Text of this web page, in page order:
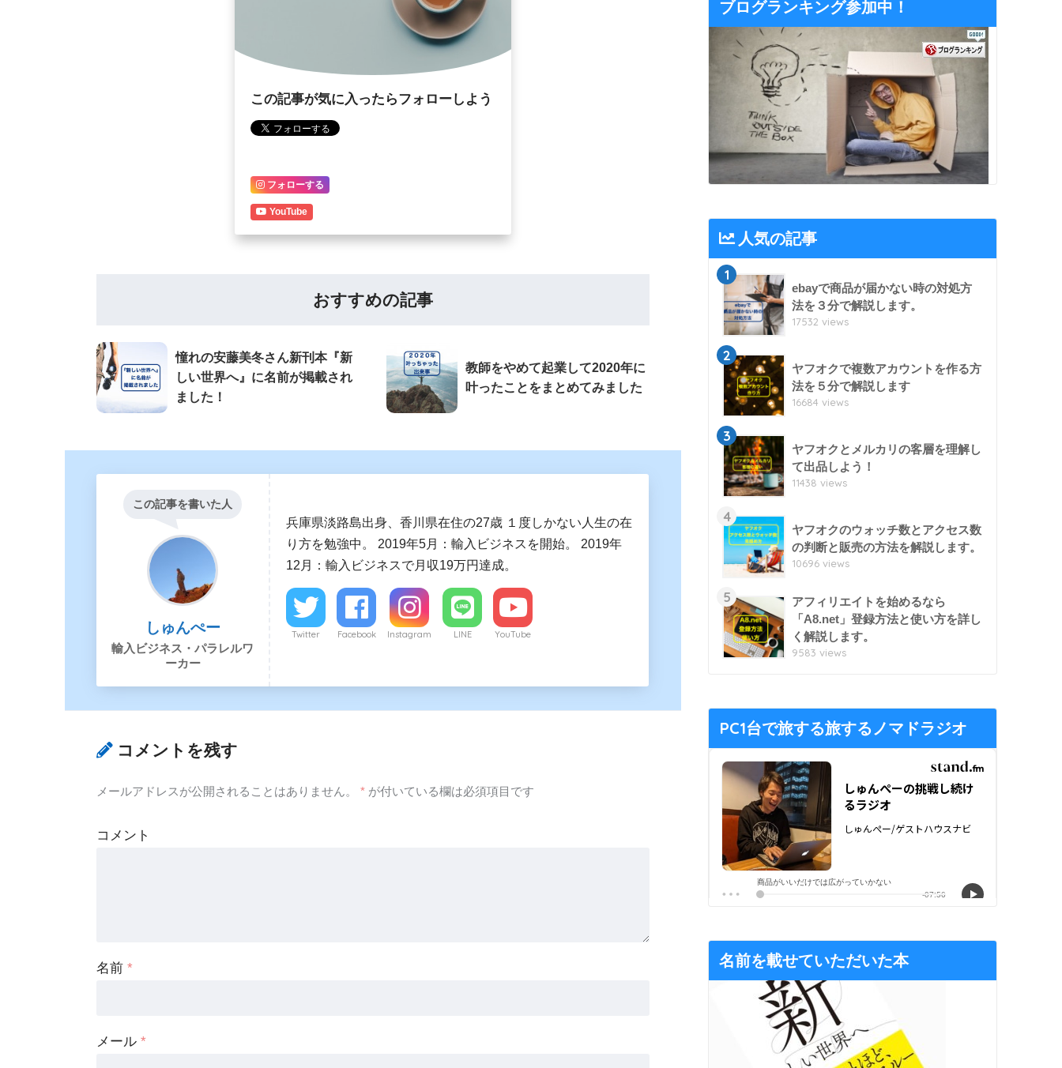
この記事が気に入ったらフォローしよう
フォローする
YouTube
おすすめの記事
憧れの安藤美冬さん新刊本『新
しい世界へ』に名前が掲載され
ました！
教師をやめて起業して2020年に
叶ったことをまとめてみました
この記事を書いた人
しゅんぺー
輸入ビジネス・パラレルワ
ーカー
兵庫県淡路島出身、香川県在住の27歳 １度しかない人生の在
り方を勉強中。 2019年5月：輸入ビジネスを開始。 2019年
12月：輸入ビジネスで月収19万円達成。
Twitter Facebook Instagram LINE YouTube
コメントを残す
メールアドレスが公開されることはありません。 * が付いている欄は必須項目です
コメント
名前 *
メール *
ブログランキング参加中！
人気の記事
1
ebayで商品が届かない時の対処方
法を３分で解説します。
17532 views
2
ヤフオクで複数アカウントを作る方
法を５分で解説します
16684 views
3
ヤフオクとメルカリの客層を理解し
て出品しよう！
11438 views
4
ヤフオクのウォッチ数とアクセス数
の判断と販売の方法を解説します。
10696 views
5
アフィリエイトを始めるなら
「A8.net」登録方法と使い方を詳し
く解説します。
9583 views
PC1台で旅する旅するノマドラジオ
名前を載せていただいた本